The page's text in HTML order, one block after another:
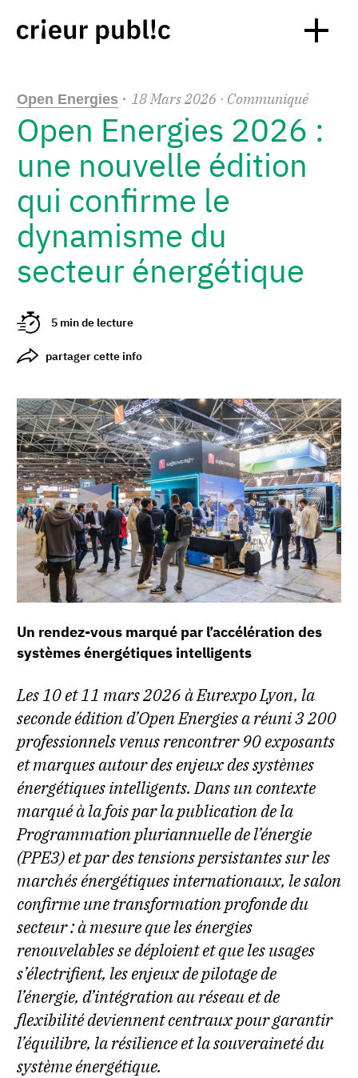
Open Energies · 18Mars2026 · Communiqué
Open Energies 2026 :
une nouvelle édition
qui confirme le
dynamisme du
secteur énergétique
5 min de lecture
partager cette info
Un rendez-vous marqué par l’accélération des
systèmes énergétiques intelligents
Les 10 et 11 mars 2026 à Eurexpo Lyon, la
seconde édition d’Open Energies a réuni 3 200
professionnels venus rencontrer 90 exposants
et marques autour des enjeux des systèmes
énergétiques intelligents. Dans un contexte
marqué à la fois par la publication de la
Programmation pluriannuelle de l’énergie
(PPE3) et par des tensions persistantes sur les
marchés énergétiques internationaux, le salon
confirme une transformation profonde du
secteur : à mesure que les énergies
renouvelables se déploient et que les usages
s’électrifient, les enjeux de pilotage de
l’énergie, d’intégration au réseau et de
flexibilité deviennent centraux pour garantir
l’équilibre, la résilience et la souveraineté du
système énergétique.